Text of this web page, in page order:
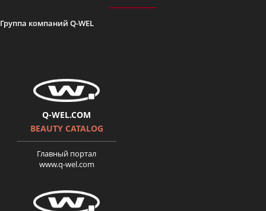
Группа компаний Q-WEL
Q-WEL.COM
BEAUTY CATALOG
Главный портал
www.q-wel.com